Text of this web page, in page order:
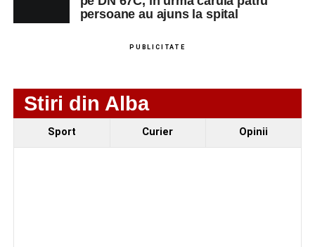
protecție pentru 12 luni
localității Sibișeni
persoane au ajuns la spital
PUBLICITATE
Stiri din Alba
Sport Curier Opinii